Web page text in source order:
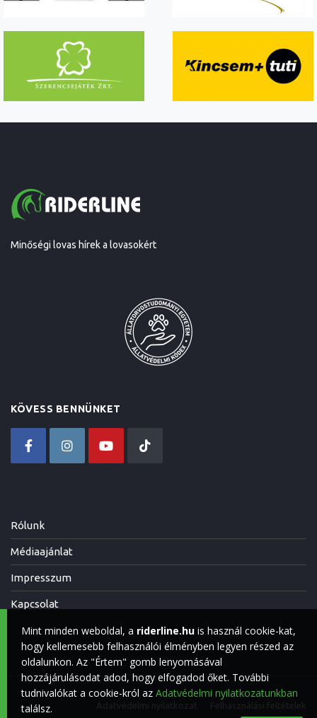
Minőségi lovas hírek a lovasokért
KÖVESS BENNÜNKET
Rólunk
Médiaajánlat
Impresszum
Kapcsolat
Mint minden weboldal, a riderline.hu is használ cookie-kat,
hogy kellemesebb felhasználói élményben legyen részed az
oldalunkon. Az "Értem" gomb lenyomásával
hozzájárulásodat adod, hogy elfogadod őket. További
tudnivalókat a cookie-król az Adatvédelmi nyilatkozatunkban
találsz.